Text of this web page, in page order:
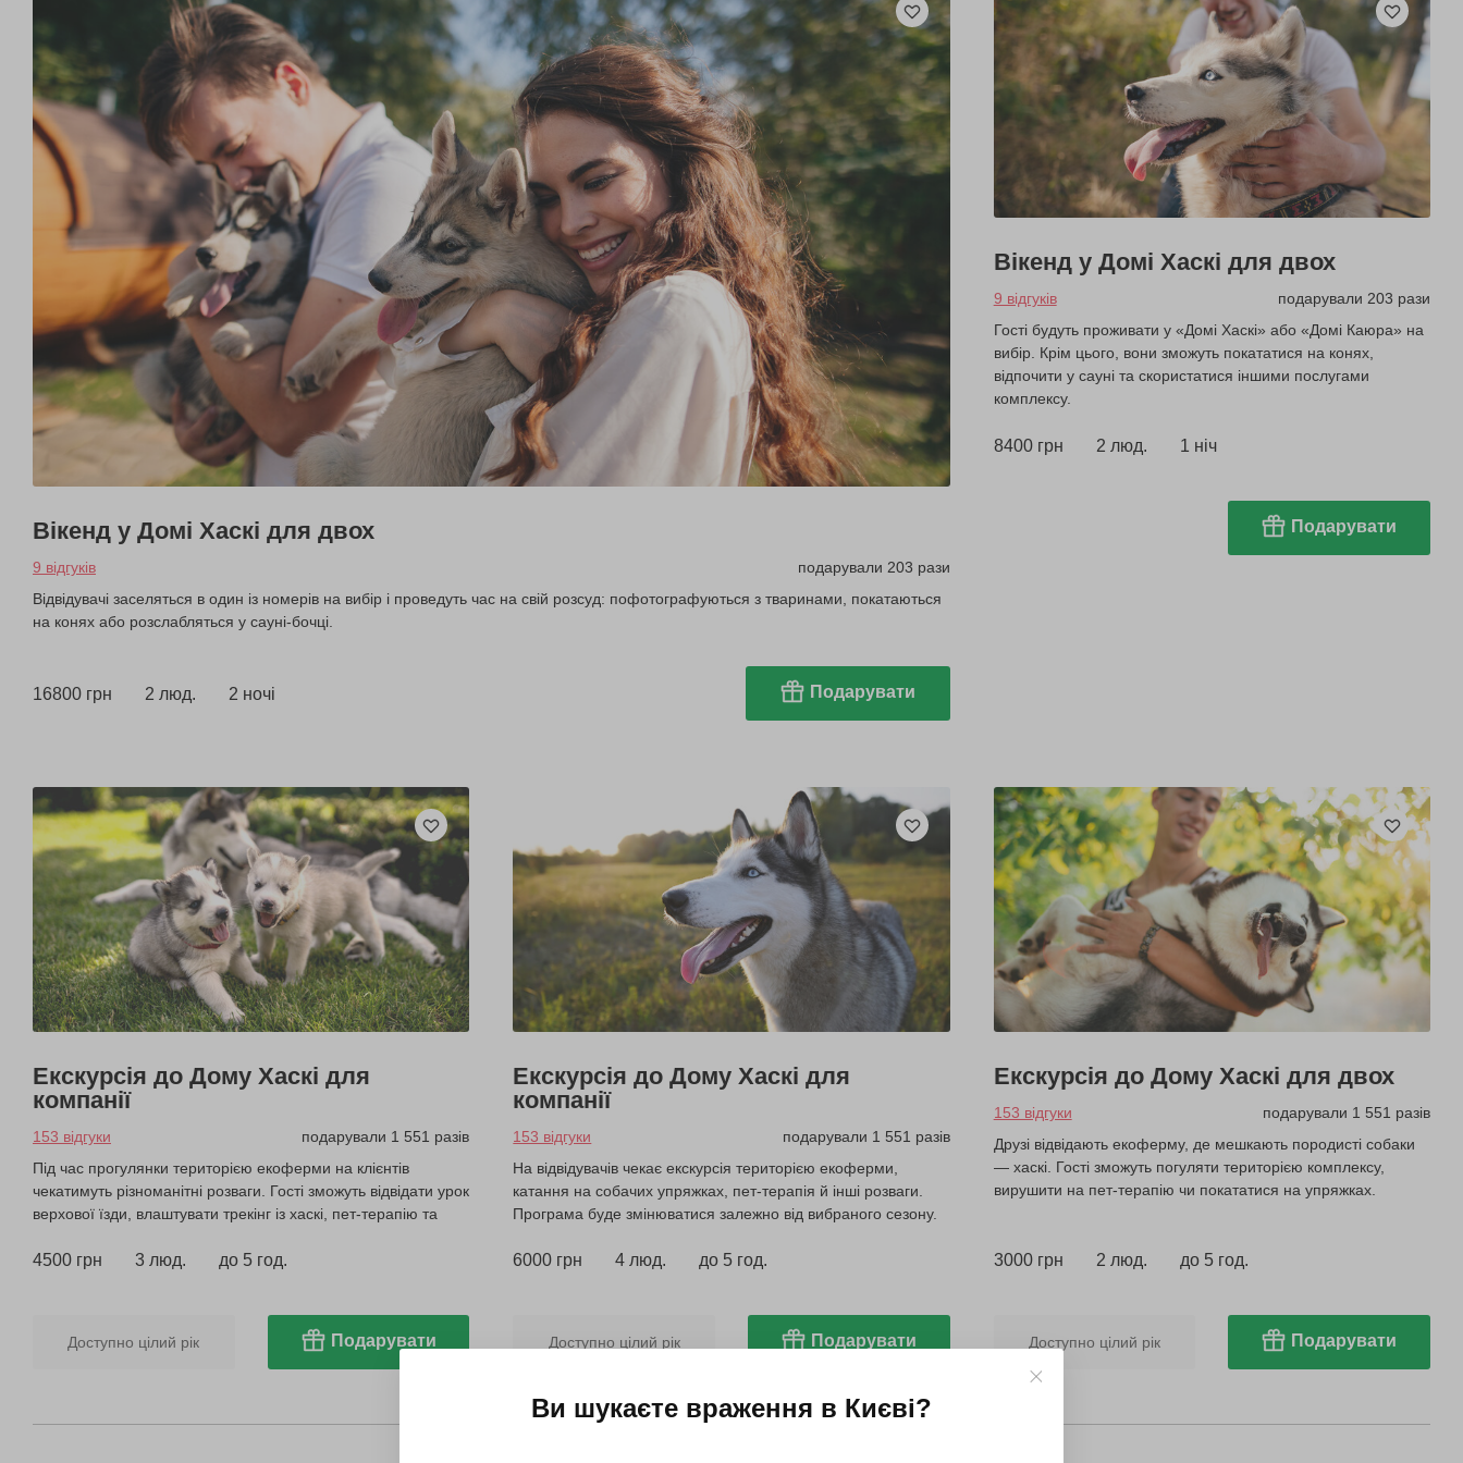
Вікенд у Домі Хаскі для двох
9 відгуків
подарували 203 рази
Відвідувачі заселяться в один із номерів на вибір і проведуть час на свій розсуд: пофотографуються з тваринами, покатаються
на конях або розслабляться у сауні-бочці.
16800 грн 2 люд. 2 ночі Подарувати
Вікенд у Домі Хаскі для двох
9 відгуків
подарували 203 рази
Гості будуть проживати у «Домі Хаскі» або «Домі Каюра» на
вибір. Крім цього, вони зможуть покататися на конях,
відпочити у сауні та скористатися іншими послугами
комплексу.
8400 грн 2 люд. 1 ніч
Подарувати
Екскурсія до Дому Хаскі для
компанії
153 відгуки
подарували 1 551 разів
Під час прогулянки територією екоферми на клієнтів
чекатимуть різноманітні розваги. Гості зможуть відвідати урок
верхової їзди, влаштувати трекінг із хаскі, пет-терапію та
4500 грн 3 люд. до 5 год.
Доступно цілий рік Подарувати
Екскурсія до Дому Хаскі для
компанії
153 відгуки
подарували 1 551 разів
На відвідувачів чекає екскурсія територією екоферми,
катання на собачих упряжках, пет-терапія й інші розваги.
Програма буде змінюватися залежно від вибраного сезону.
6000 грн 4 люд. до 5 год.
Доступно цілий рік Подарувати
Екскурсія до Дому Хаскі для двох
153 відгуки
подарували 1 551 разів
Друзі відвідають екоферму, де мешкають породисті собаки
— хаскі. Гості зможуть погуляти територією комплексу,
вирушити на пет-терапію чи покататися на упряжках.
3000 грн 2 люд. до 5 год.
Доступно цілий рік Подарувати
Ви шукаєте враження в Києві?